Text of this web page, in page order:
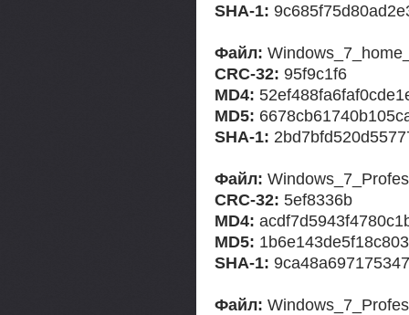
SHA-1:
Файл:
CRC-32: 95f9c1f6
MD4:
MD5:
SHA-1:
Файл:
CRC-32: 5ef8336b
MD4:
MD5:
SHA-1:
Файл: